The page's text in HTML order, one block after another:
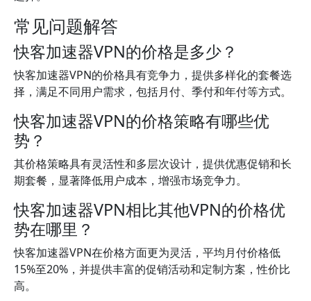
常见问题解答
快客加速器VPN的价格是多少？
快客加速器VPN的价格具有竞争力，提供多样化的套餐选
择，满足不同用户需求，包括月付、季付和年付等方式。
快客加速器VPN的价格策略有哪些优
势？
其价格策略具有灵活性和多层次设计，提供优惠促销和长
期套餐，显著降低用户成本，增强市场竞争力。
快客加速器VPN相比其他VPN的价格优
势在哪里？
快客加速器VPN在价格方面更为灵活，平均月付价格低
15%至20%，并提供丰富的促销活动和定制方案，性价比
高。